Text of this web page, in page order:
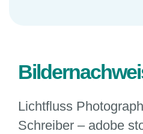
Lichtfluss
Schreiber – adobe